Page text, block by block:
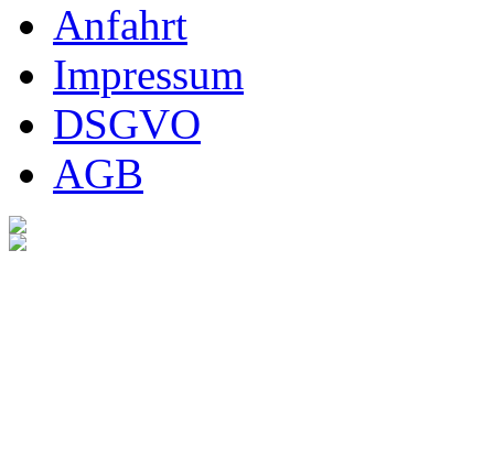
Anfahrt
Impressum
DSGVO
AGB